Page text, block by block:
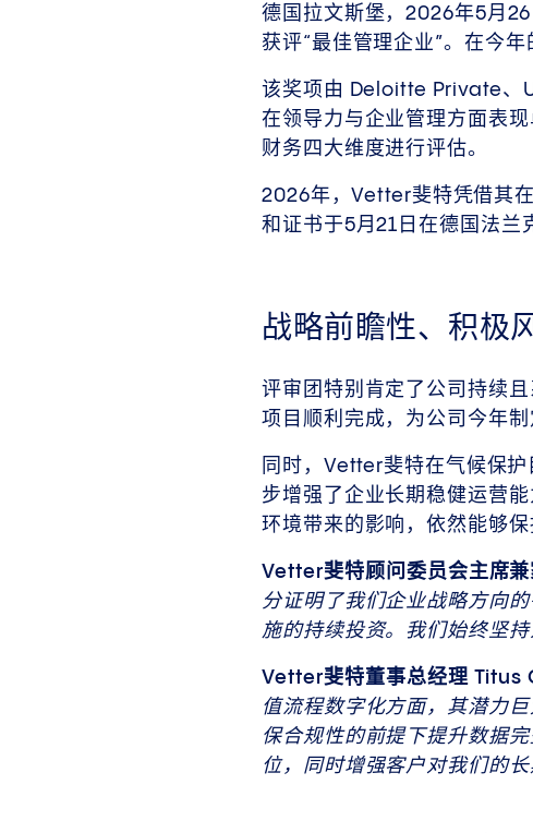
德国拉文斯堡，2026年5月
获评“最佳管理企业”。在今
该奖项由 Deloitte Private、
在领导力与企业管理方面表
财务四大维度进行评估。
2026年，Vetter斐特凭借其
和证书于5月21日在德国法兰
战略前瞻性、积极
评审团特别肯定了公司持续
项目顺利完成，为公司今年
同时，Vetter斐特在气候保
步增强了企业长期稳健运营
环境带来的影响，依然能够保
Vetter斐特顾问委员会主席
分证明了我们企业战略方向
施的持续投资。我们始终坚
Vetter斐特董事总经理
值流程数字化方面，其潜力
保合规性的前提下提升数据
位，同时增强客户对我们的